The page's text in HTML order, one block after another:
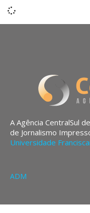
A Agência CentralSul
de Jornalismo
Universidade
ADM